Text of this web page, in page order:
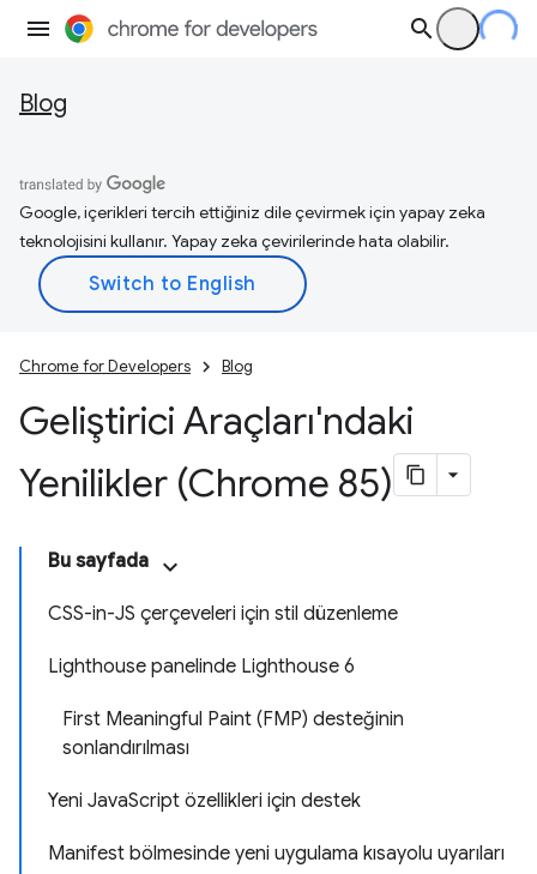
Blog
Google, içerikleri tercih ettiğiniz dile çevirmek için yapay zeka
teknolojisini kullanır. Yapay zeka çevirilerinde hata olabilir.
Chrome for Developers Blog
Geliştirici Araçları'ndaki
Yenilikler (Chrome 85)
Bu sayfada
CSS-in-JS çerçeveleri için stil düzenleme
Lighthouse panelinde Lighthouse 6
First Meaningful Paint (FMP) desteğinin
sonlandırılması
Yeni JavaScript özellikleri için destek
Manifest bölmesinde yeni uygulama kısayolu uyarıları